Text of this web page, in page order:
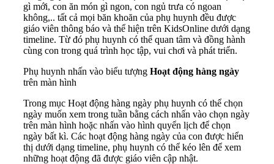
gì mới, con ăn món gì ngon, con ngủ trưa có ngoan
không,.. tất cả mọi băn khoăn của phụ huynh đều được
giáo viên thông báo và thể hiện trên KidsOnline dưới dạng
timeline. Từ đó phụ huynh có thể quan tâm và đồng hành
cùng con trong quá trình học tập, vui chơi và phát triển.
Phụ huynh nhấn vào biểu tượng Hoạt động hàng ngày
trên màn hình
Trong mục Hoạt động hàng ngày phụ huynh có thể chọn
ngày muốn xem trong tuần bằng cách nhấn vào chọn ngày
trên màn hình hoặc nhấn vào hình quyển lịch để chọn
ngày bất kì. Các hoạt động hàng ngày của con được hiển
thị dưới dạng timeline, phụ huynh có thể kéo lên để xem
những hoạt động đã được giáo viên cập nhật.